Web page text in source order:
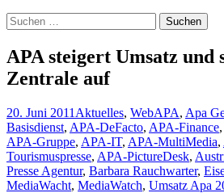
Suchen
nach:
APA steigert Umsatz und
Zentrale auf
20. Juni 2011 Aktuelles, WebAPA, Apa
Basisdienst, APA-DeFacto, APA-Finance,
APA-Gruppe, APA-IT, APA-MultiMedia,
Tourismuspresse, APA-PictureDesk,
Presse Agentur, Barbara Rauchwarter,
MediaWacht, MediaWatch, Umsatz Apa